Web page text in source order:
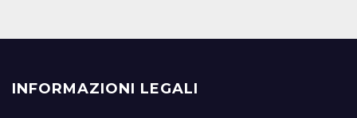
INFORMAZIONI LEGALI